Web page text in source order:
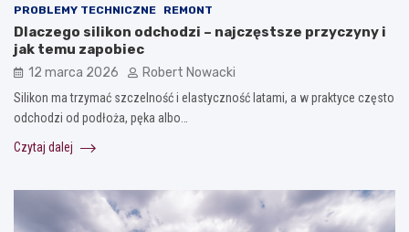
PROBLEMY TECHNICZNE
REMONT
Dlaczego silikon odchodzi – najczęstsze przyczyny i
jak temu zapobiec
12 marca 2026 Robert Nowacki
Silikon ma trzymać szczelność i elastyczność latami, a w praktyce często
odchodzi od podłoża, pęka albo…
Czytaj dalej